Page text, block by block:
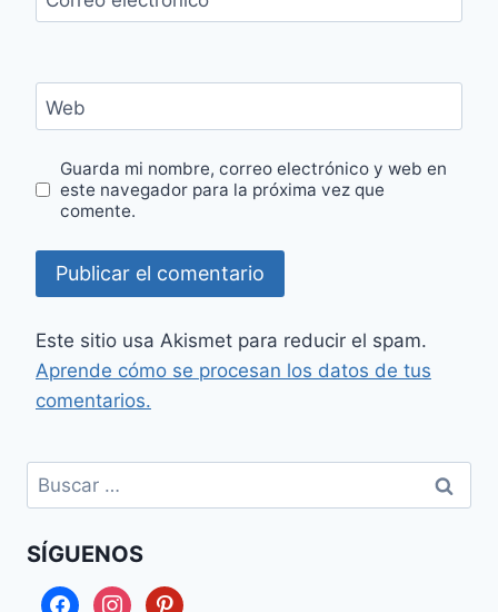
Web
Guarda mi nombre, correo electrónico y web en
este navegador para la próxima vez que
comente.
Este sitio usa Akismet para reducir el spam.
Aprende cómo se procesan los datos de tus
comentarios.
Buscar:
SÍGUENOS
facebookinstagrampinterest